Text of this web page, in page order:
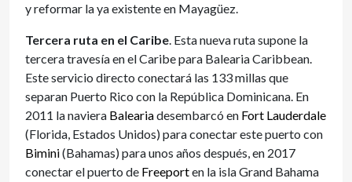
y reformar la ya existente en Mayagüez.
Tercera ruta en el Caribe. Esta nueva ruta supone la
tercera travesía en el Caribe para Balearia Caribbean.
Este servicio directo conectará las 133 millas que
separan Puerto Rico con la República Dominicana. En
2011 la naviera Baleariadesembarcó en Fort Lauderdale
(Florida, Estados Unidos) para conectar este puerto con
Bimini(Bahamas) para unos años después, en 2017
conectar el puerto de Freeporten la isla Grand Bahama